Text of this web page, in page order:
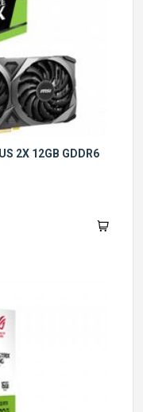
2X 12GB GDDR6